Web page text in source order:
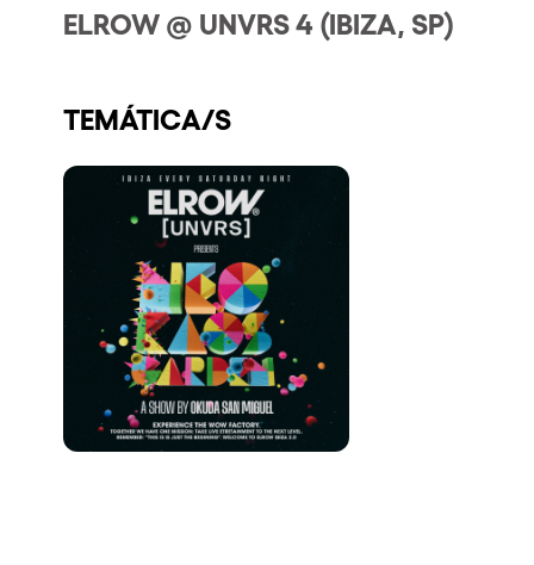
Our Creative World
Sostenibilidad
¿Quieres trabajar con nosotros?
elrow News
Síguenos en tiktok
Síguenos en facebook
Síguenos en instagram
Síguenos en twitter
Síguenos en linkedin
Síguenos en youtube
Política de Privacidad
Política de Cookies
ELROW @ UNVRS 4 (IBIZA, SP)
TEMÁTICA/S